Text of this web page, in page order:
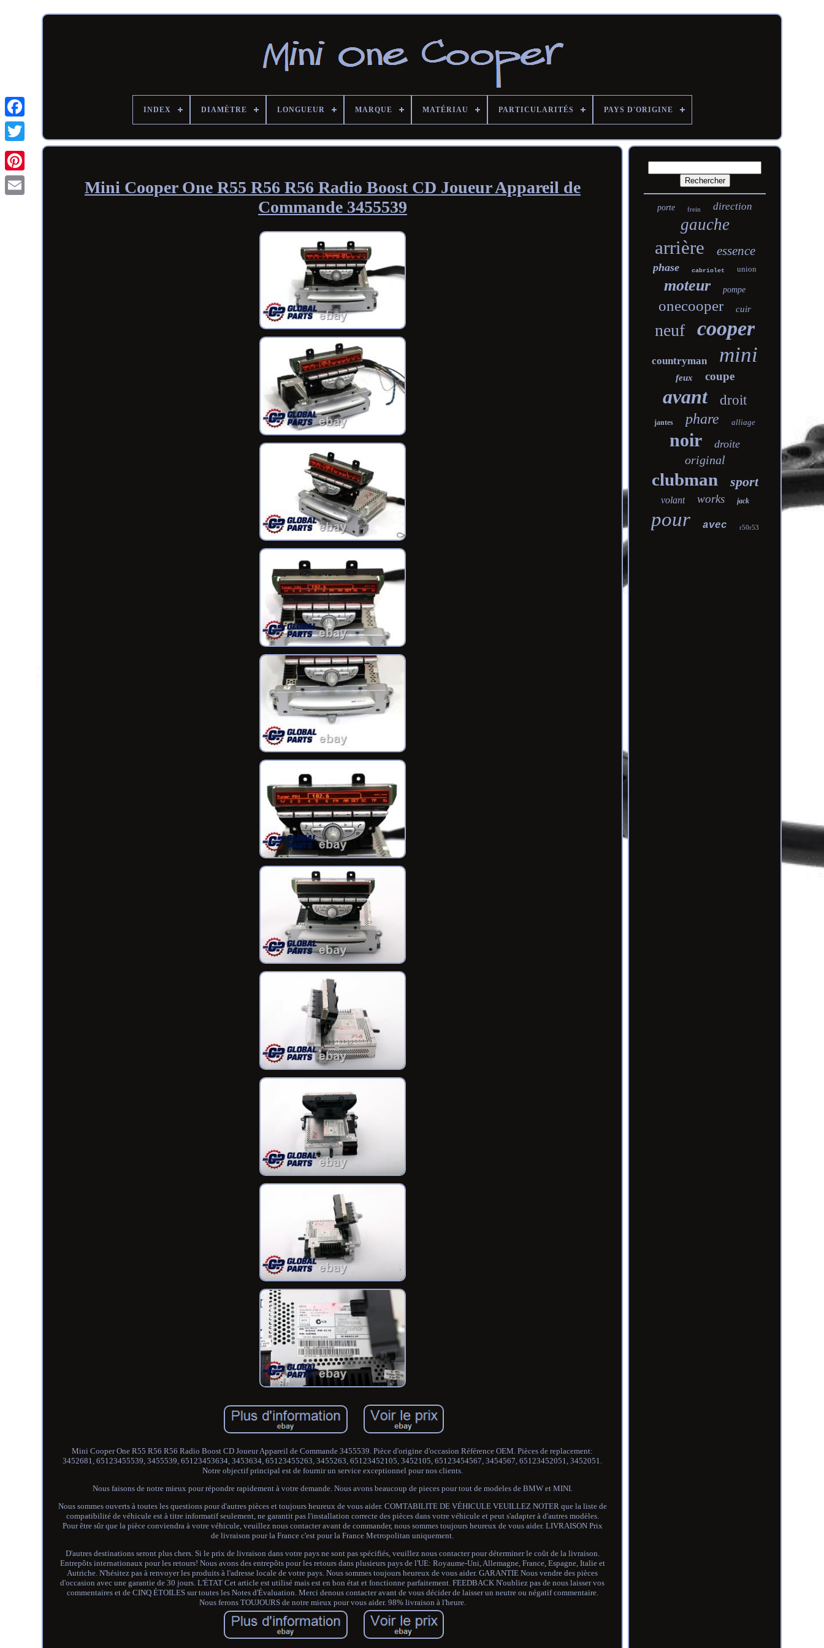
INDEX DIAMÈTRE LONGUEUR MARQUE MATÉRIAU PARTICULARITÉS PAYS D'ORIGINE
Mini Cooper One R55 R56 R56 Radio Boost CD Joueur Appareil de
Commande 3455539
Mini Cooper One R55 R56 R56 Radio Boost CD Joueur Appareil de Commande 3455539. Pièce d'origine d'occasion Référence OEM. Pièces de replacement:
3452681, 65123455539, 3455539, 65123453634, 3453634, 65123455263, 3455263, 65123452105, 3452105, 65123454567, 3454567, 65123452051, 3452051.
Notre objectif principal est de fournir un service exceptionnel pour nos clients.
Nous faisons de notre mieux pour répondre rapidement à votre demande. Nous avons beaucoup de pieces pour tout de modeles de BMW et MINI.
Nous sommes ouverts à toutes les questions pour d'autres pièces et toujours heureux de vous aider. COMTABILITE DE VÉHICULE VEUILLEZ NOTER que la liste de
compatibilité de véhicule est à titre informatif seulement, ne garantit pas l'installation correcte des pièces dans votre véhicule et peut s'adapter à d'autres modèles.
Pour être sûr que la pièce conviendra à votre véhicule, veuillez nous contacter avant de commander, nous sommes toujours heureux de vous aider. LIVRAISON Prix
de livraison pour la France c'est pour la France Metropolitan uniquement.
D'autres destinations seront plus chers. Si le prix de livraison dans votre pays ne sont pas spécifiés, veuillez nous contacter pour déterminer le coût de la livraison.
Entrepôts internationaux pour les retours! Nous avons des entrepôts pour les retours dans plusieurs pays de l'UE: Royaume-Uni, Allemagne, France, Espagne, Italie et
Autriche. N'hésitez pas à renvoyer les produits à l'adresse locale de votre pays. Nous sommes toujours heureux de vous aider. GARANTIE Nous vendre des pièces
d'occasion avec une garantie de 30 jours. L'ÉTAT Cet article est utilisé mais est en bon état et fonctionne parfaitement. FEEDBACK N'oubliez pas de nous laisser vos
commentaires et de CINQ ÉTOILES sur toutes les Notes d'Évaluation. Merci denous contacter avant de vous décider de laisser un neutre ou négatif commentaire.
Nous ferons TOUJOURS de notre mieux pour vous aider. 98% livraison à l'heure.
porte frein direction
gauche
arrière essence
phase cabriolet union
moteur pompe
onecooper cuir
neuf cooper
countryman mini
feux coupe
avant droit
jantes phare alliage
noir droite
original
clubman sport
volant works jack
pour avec r50r53